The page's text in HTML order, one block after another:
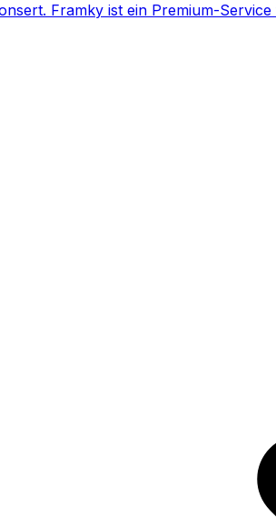
Framky ist ein Premium-